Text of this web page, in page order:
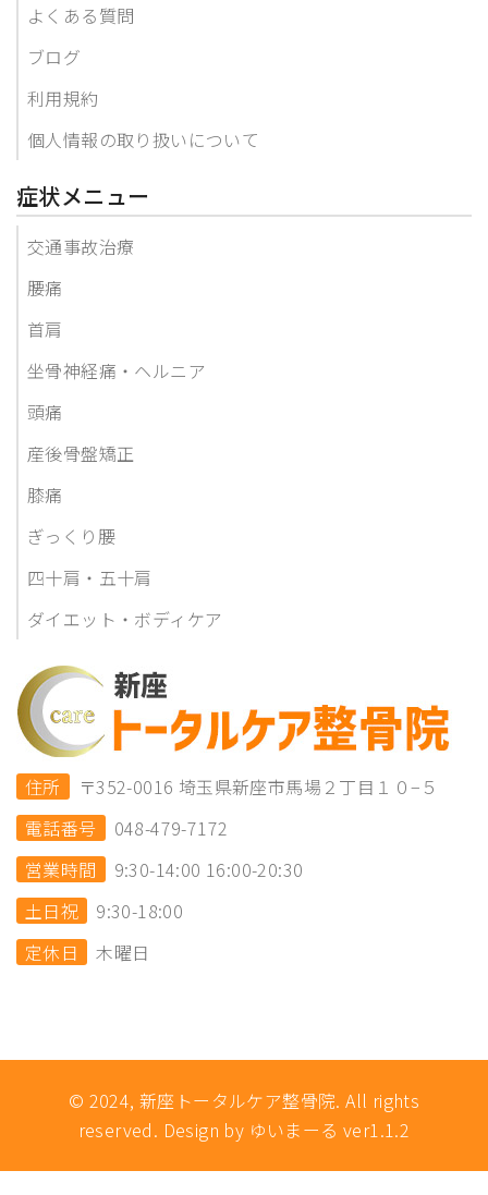
よくある質問
ブログ
利用規約
個人情報の取り扱いについて
症状メニュー
交通事故治療
腰痛
首肩
坐骨神経痛・ヘルニア
頭痛
産後骨盤矯正
膝痛
ぎっくり腰
四十肩・五十肩
ダイエット・ボディケア
住所
〒352-0016 埼玉県新座市馬場２丁目１０−５
電話番号
048-479-7172
営業時間
9:30-14:00 16:00-20:30
土日祝
9:30-18:00
定休日
木曜日
© 2024, 新座トータルケア整骨院. All rights
reserved. Design by ゆいまーる ver1.1.2